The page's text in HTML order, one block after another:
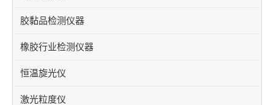
胶黏品检测仪器
橡胶行业检测仪器
恒温旋光仪
激光粒度仪